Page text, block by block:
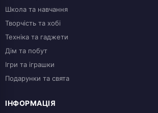
Школа та навчання
Творчість та хобі
Техніка та гаджети
Дім та побут
Ігри та іграшки
Подарунки та свята
ІНФОРМАЦІЯ